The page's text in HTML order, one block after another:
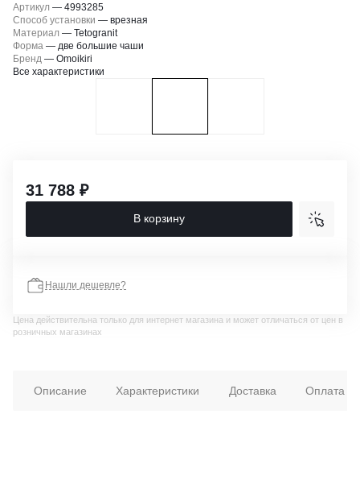
Артикул — 4993285
Способ установки — врезная
Материал — Tetogranit
Форма — две большие чаши
Бренд — Omoikiri
Все характеристики
31 788 ₽
В корзину
Нашли дешевле?
Цена действительна только для интернет магазина и может отличаться от цен в
розничных магазинах
Описание Характеристики Доставка Оплата